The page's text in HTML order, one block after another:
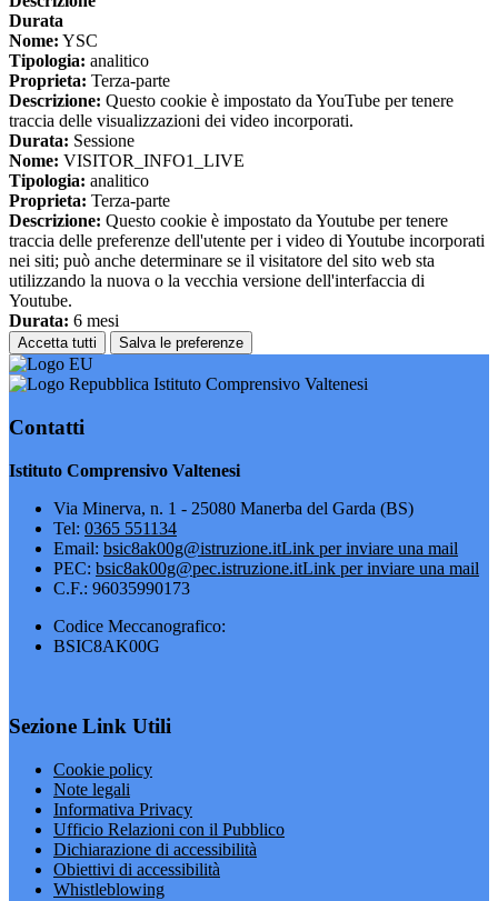
Durata
Nome: YSC
Tipologia: analitico
Proprieta: Terza-parte
Descrizione: Questo cookie è impostato da YouTube per tenere
traccia delle visualizzazioni dei video incorporati.
Durata: Sessione
Nome: VISITOR_INFO1_LIVE
Tipologia: analitico
Proprieta: Terza-parte
Descrizione: Questo cookie è impostato da Youtube per tenere
traccia delle preferenze dell'utente per i video di Youtube incorporati
nei siti; può anche determinare se il visitatore del sito web sta
utilizzando la nuova o la vecchia versione dell'interfaccia di
Youtube.
Durata: 6 mesi
Accetta tutti Salva le preferenze
Istituto Comprensivo Valtenesi
Contatti
Istituto Comprensivo Valtenesi
Via Minerva, n. 1 - 25080 Manerba del Garda (BS)
Tel: 0365 551134
Email: bsic8ak00g@istruzione.itLink per inviare una mail
PEC: bsic8ak00g@pec.istruzione.itLink per inviare una mail
C.F.: 96035990173
Codice Meccanografico:
BSIC8AK00G
Sezione Link Utili
Cookie policy
Note legali
Informativa Privacy
Ufficio Relazioni con il Pubblico
Dichiarazione di accessibilità
Obiettivi di accessibilità
Whistleblowing